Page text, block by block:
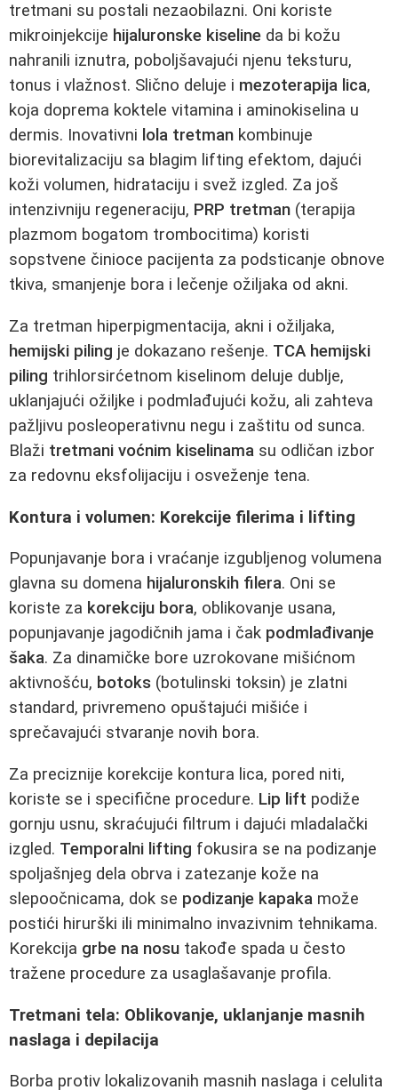
tretmani su postali nezaobilazni. Oni koriste
mikroinjekcije hijaluronske kiseline da bi kožu
nahranili iznutra, poboljšavajući njenu teksturu,
tonus i vlažnost. Slično deluje i mezoterapija lica,
koja doprema koktele vitamina i aminokiselina u
dermis. Inovativni lola tretman kombinuje
biorevitalizaciju sa blagim lifting efektom, dajući
koži volumen, hidrataciju i svež izgled. Za još
intenzivniju regeneraciju, PRP tretman (terapija
plazmom bogatom trombocitima) koristi
sopstvene činioce pacijenta za podsticanje obnove
tkiva, smanjenje bora i lečenje ožiljaka od akni.
Za tretman hiperpigmentacija, akni i ožiljaka,
hemijski piling je dokazano rešenje. TCA hemijski
piling trihlorsirćetnom kiselinom deluje dublje,
uklanjajući ožiljke i podmlađujući kožu, ali zahteva
pažljivu posleoperativnu negu i zaštitu od sunca.
Blaži tretmani voćnim kiselinama su odličan izbor
za redovnu eksfolijaciju i osveženje tena.
Kontura i volumen: Korekcije filerima i lifting
Popunjavanje bora i vraćanje izgubljenog volumena
glavna su domena hijaluronskih filera. Oni se
koriste za korekciju bora, oblikovanje usana,
popunjavanje jagodičnih jama i čak podmlađivanje
šaka. Za dinamičke bore uzrokovane mišićnom
aktivnošću, botoks (botulinski toksin) je zlatni
standard, privremeno opuštajući mišiće i
sprečavajući stvaranje novih bora.
Za preciznije korekcije kontura lica, pored niti,
koriste se i specifične procedure. Lip lift podiže
gornju usnu, skraćujući filtrum i dajući mladalački
izgled. Temporalni lifting fokusira se na podizanje
spoljašnjeg dela obrva i zatezanje kože na
slepoočnicama, dok se podizanje kapaka može
postići hirurški ili minimalno invazivnim tehnikama.
Korekcija grbe na nosu takođe spada u često
tražene procedure za usaglašavanje profila.
Tretmani tela: Oblikovanje, uklanjanje masnih
naslaga i depilacija
Borba protiv lokalizovanih masnih naslaga i celulita